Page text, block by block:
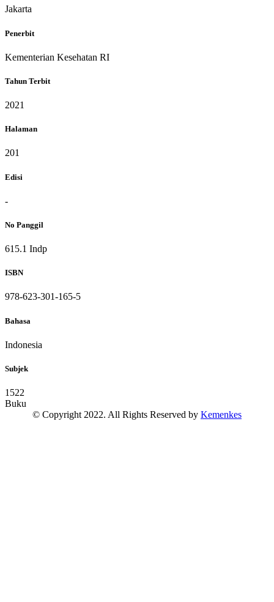
Jakarta
Penerbit
Kementerian Kesehatan RI
Tahun Terbit
2021
Halaman
201
Edisi
-
No Panggil
615.1 Indp
ISBN
978-623-301-165-5
Bahasa
Indonesia
Subjek
1522
Buku
© Copyright 2022. All Rights Reserved by Kemenkes